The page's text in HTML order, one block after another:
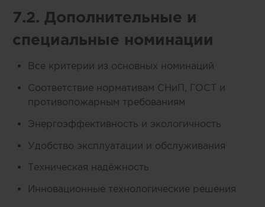
7.2. Дополнительные и
специальные номинации
Все критерии из основных номинаций
Соответствие нормативам СНиП, ГОСТ и
противопожарным требованиям
Энергоэффективность и экологичность
Удобство эксплуатации и обслуживания
Техническая надёжность
Инновационные технологические решения